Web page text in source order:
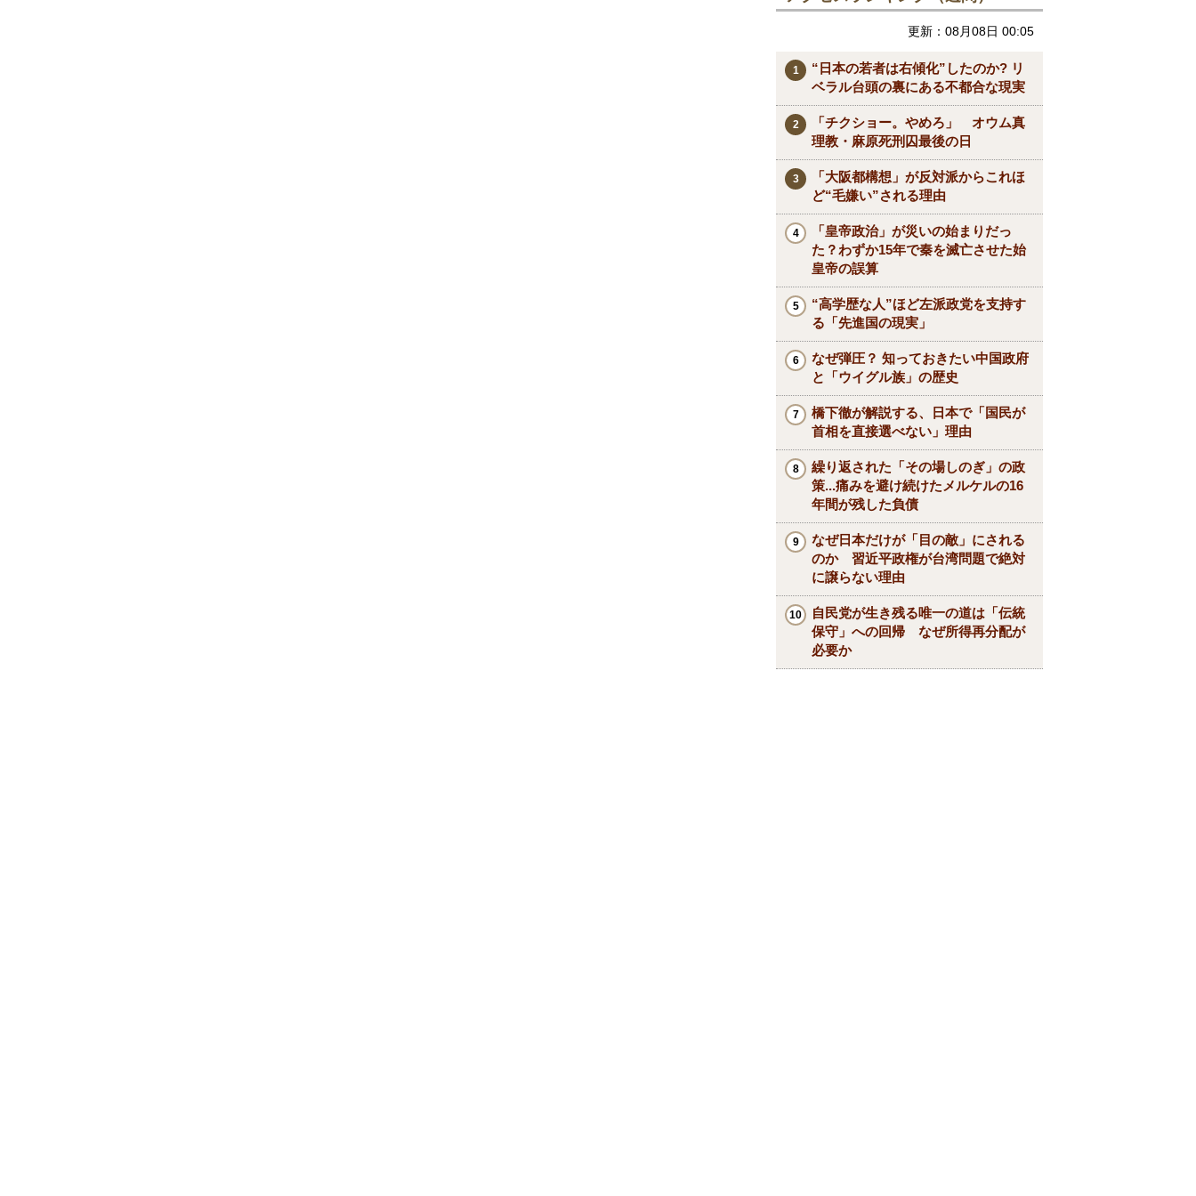
更新：08月08日 00:05
“日本の若者は右傾化”したのか? リ
ベラル台頭の裏にある不都合な現実
「チクショー。やめろ」 オウム真
理教・麻原死刑囚最後の日
「大阪都構想」が反対派からこれほ
ど“毛嫌い”される理由
「皇帝政治」が災いの始まりだっ
た？わずか15年で秦を滅亡させた始
皇帝の誤算
“高学歴な人”ほど左派政党を支持す
る「先進国の現実」
なぜ弾圧？ 知っておきたい中国政府
と「ウイグル族」の歴史
橋下徹が解説する、日本で「国民が
首相を直接選べない」理由
繰り返された「その場しのぎ」の政
策...痛みを避け続けたメルケルの16
年間が残した負債
なぜ日本だけが「目の敵」にされる
のか 習近平政権が台湾問題で絶対
に譲らない理由
自民党が生き残る唯一の道は「伝統
保守」への回帰 なぜ所得再分配が
必要か